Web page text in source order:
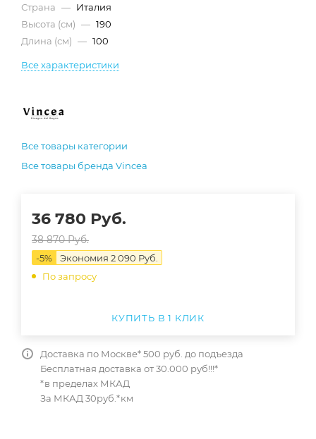
Страна — Италия
Высота (см) — 190
Длина (см) — 100
Все характеристики
Все товары категории
Все товары бренда Vincea
36 780 Руб.
38 870Руб.
-5% Экономия 2 090 Руб.
По запросу
КУПИТЬ В 1 КЛИК
Доставка по Москве* 500 руб. до подъезда
Бесплатная доставка от 30.000 руб!!!*
*в пределах МКАД
За МКАД 30руб.*км